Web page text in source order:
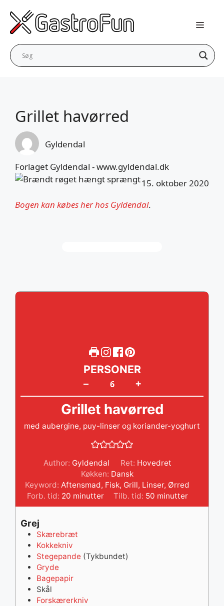
indhold
Grillet havørred
Gyldendal
Forlaget Gyldendal - www.gyldendal.dk
15. oktober 2020
Bogen kan købes her hos Gyldendal.
– +
PERSONER
Grillet havørred
med aubergine, puy-linser og koriander-yoghurt
Author: Gyldendal Ret: Hovedret
Køkken: Dansk
Keyword:Aftensmad, Fisk, Grill, Linser, Ørred
Forb. tid: 20 minutter
minutter Tilb. tid: 50minutter
minutter
Grej
Skærebræt
Kokkekniv
Stegepande (Tykbundet)
Gryde
Bagepapir
Skål
Forskærerkniv